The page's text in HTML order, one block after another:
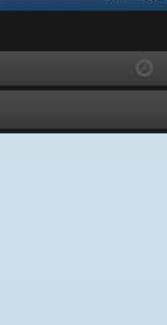
ar
ist
rs